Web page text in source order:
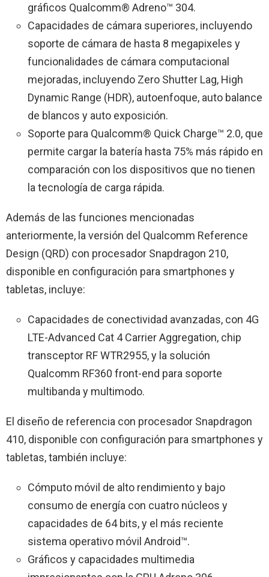
gráficos Qualcomm® Adreno™ 304.
Capacidades de cámara superiores, incluyendo
soporte de cámara de hasta 8 megapixeles y
funcionalidades de cámara computacional
mejoradas, incluyendo Zero Shutter Lag, High
Dynamic Range (HDR), autoenfoque, auto balance
de blancos y auto exposición.
Soporte para Qualcomm® Quick Charge™ 2.0, que
permite cargar la batería hasta 75% más rápido en
comparación con los dispositivos que no tienen
la tecnología de carga rápida.
Además de las funciones mencionadas
anteriormente, la versión del Qualcomm Reference
Design (QRD) con procesador Snapdragon 210,
disponible en configuración para smartphones y
tabletas, incluye:
Capacidades de conectividad avanzadas, con 4G
LTE-Advanced Cat 4 Carrier Aggregation, chip
transceptor RF WTR2955, y la solución
Qualcomm RF360 front-end para soporte
multibanda y multimodo.
El diseño de referencia con procesador Snapdragon
410, disponible con configuración para smartphones y
tabletas, también incluye:
Cómputo móvil de alto rendimiento y bajo
consumo de energía con cuatro núcleos y
capacidades de 64 bits, y el más reciente
sistema operativo móvil Android™.
Gráficos y capacidades multimedia